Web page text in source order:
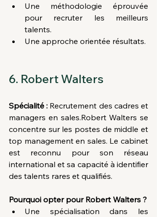
Une méthodologie éprouvée
pour recruter les meilleurs
talents.
Une approche orientée résultats.
6. Robert Walters
Spécialité : Recrutement des cadres et
managers en sales.Robert Walters se
concentre sur les postes de middle et
top management en sales. Le cabinet
est reconnu pour son réseau
international et sa capacité à identifier
des talents rares et qualifiés.
Pourquoi opter pour Robert Walters ?
Une spécialisation dans les